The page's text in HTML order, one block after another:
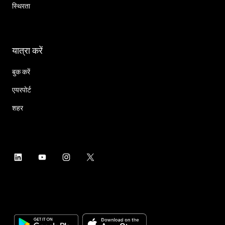
स्थिरता
यात्रा करें
बुक करें
एयरपोर्ट
शहर